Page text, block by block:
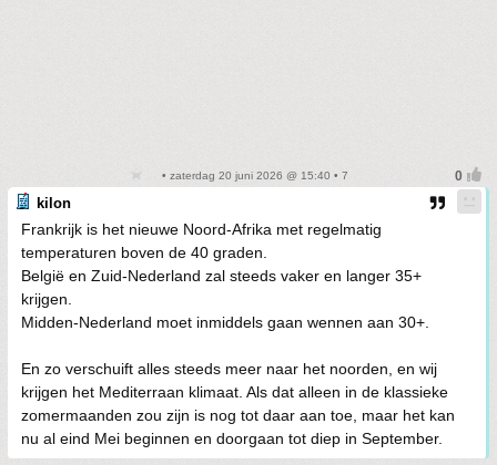
• zaterdag 20 juni 2026 @ 15:40 • 7
kilon
Frankrijk is het nieuwe Noord-Afrika met regelmatig
temperaturen boven de 40 graden.
België en Zuid-Nederland zal steeds vaker en langer 35+
krijgen.
Midden-Nederland moet inmiddels gaan wennen aan 30+.
En zo verschuift alles steeds meer naar het noorden, en wij
krijgen het Mediterraan klimaat. Als dat alleen in de klassieke
zomermaanden zou zijn is nog tot daar aan toe, maar het kan
nu al eind Mei beginnen en doorgaan tot diep in September.